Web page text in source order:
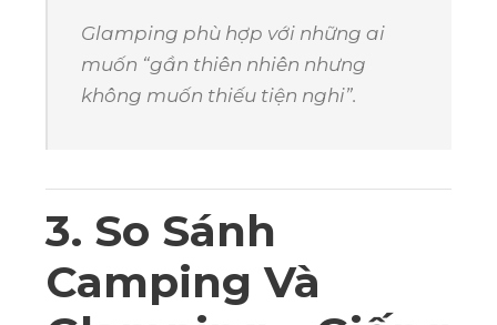
Glamping phù hợp với những ai
muốn “gần thiên nhiên nhưng
không muốn thiếu tiện nghi”.
3. So Sánh
Camping Và